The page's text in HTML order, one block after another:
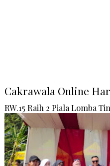
Cakrawala Online
RW.15 Raih 2 Piala Lomba